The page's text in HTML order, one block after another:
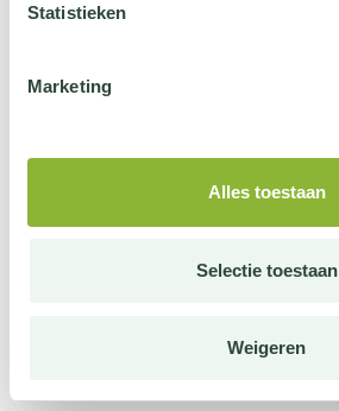
Statistieken
Marketing
Alles toestaan
Selectie toestaan
Weigeren